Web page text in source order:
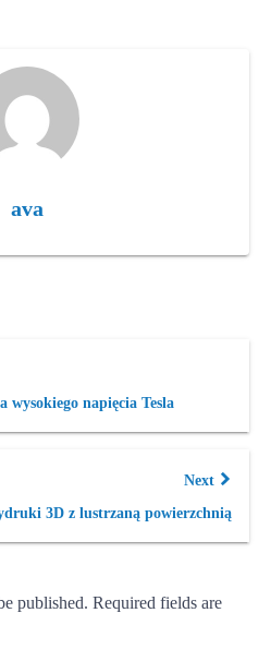
ava
wysokiego napięcia Tesla
Next
3D z lustrzaną powierzchnią
published. Required fields are